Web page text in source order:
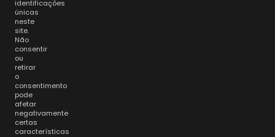
identificações
únicas
neste
site.
Não
consentir
ou
retirar
o
consentimento
pode
afetar
negativamente
certas
características